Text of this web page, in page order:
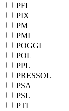
PFI
PIX
PM
PMI
POGGI
POL
PPL
PRESSOL
PSA
PSL
PTI